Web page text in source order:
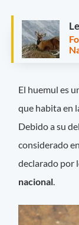
El huemul es
que habita en
Debido a su
considerado en
declarado por
nacional.